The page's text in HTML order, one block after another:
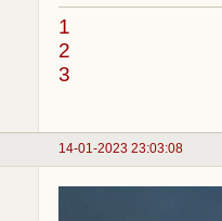
1
2
3
14-01-2023 23:03:08